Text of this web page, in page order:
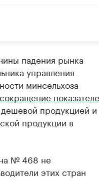
падения рынка
управления
минсельхоза
продукцией и
продукции в
№ 468 не
этих стран